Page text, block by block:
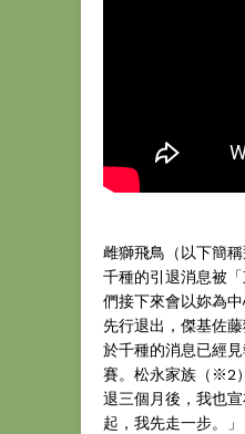
雌獅飛鳥（以下簡
千種的引退消息被
們接下來會以妳為
先行退出，傑基佐
於千種的消息已經
賽。松永家族（※2
退三個月後，我也
起，我先走一步。」